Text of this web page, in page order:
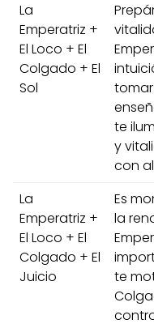
La
Emperatriz +
El Loco + El
Colgado + El
Sol
te
y
con
La
Emperatriz +
El Loco + El
Colgado + El
Juicio
Es
la
te